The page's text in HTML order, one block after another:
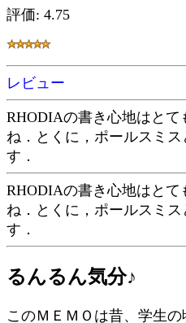
評価: 4.75
レビュー
RHODIAの書き心地はと
ね．とくに，ポールスミ
す．
RHODIAの書き心地はと
ね．とくに，ポールスミ
す．
るんるん気分♪
このＭＥＭＯは昔、学生の